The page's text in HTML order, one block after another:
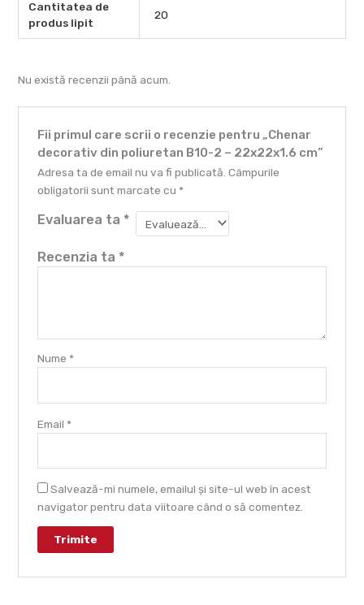
Cantitatea de
produs lipit
20
Nu există recenzii până acum.
Fii primul care scrii o recenzie pentru „Chenar
decorativ din poliuretan B10-2 – 22x22x1.6 cm”
Adresa ta de email nu va fi publicată. Câmpurile
obligatorii sunt marcate cu *
Evaluarea ta *
Recenzia ta *
Nume *
Email *
Salvează-mi numele, emailul și site-ul web în acest
navigator pentru data viitoare când o să comentez.